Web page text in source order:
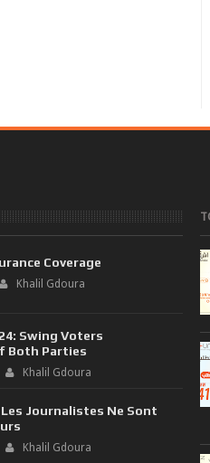
Coverage
Khalil Gdoura
Swing Voters
Both Parties
Khalil Gdoura
Journalistes Ne Sont
Khalil Gdoura